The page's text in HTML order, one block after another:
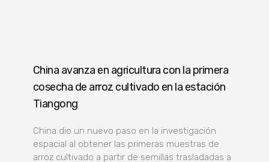
China avanza en agricultura con la primera
cosecha de arroz cultivado en la estación
Tiangong
China dio un nuevo paso en la investigación
espacial al obtener las primeras muestras de
arroz cultivado a partir de semillas trasladadas a